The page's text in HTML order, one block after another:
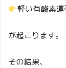
軽い有酸素
が起こります。
その結果、